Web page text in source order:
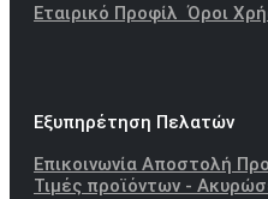
Εταιρικό ΠροφίλΌροι
Εξυπηρέτηση Πελατών
Επικοινωνία Αποστολή
Τιμές προϊόντων -